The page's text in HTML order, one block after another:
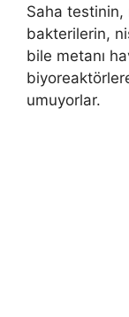
Saha
bakterilerin,
bile metanı
umuyorlar.